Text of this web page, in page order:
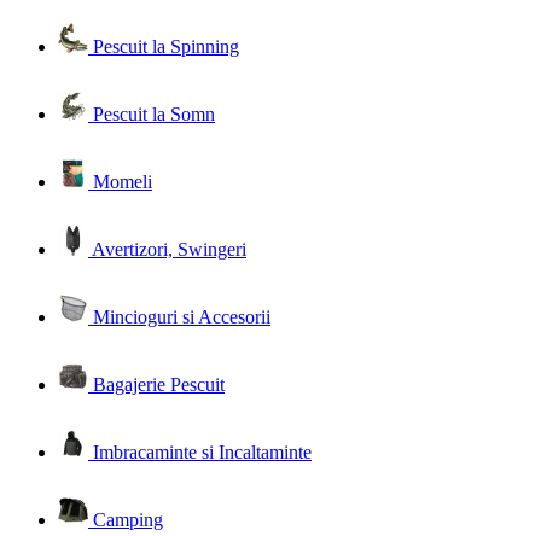
Pescuit la Spinning
Pescuit la Somn
Momeli
Avertizori, Swingeri
Mincioguri si Accesorii
Bagajerie Pescuit
Imbracaminte si Incaltaminte
Camping